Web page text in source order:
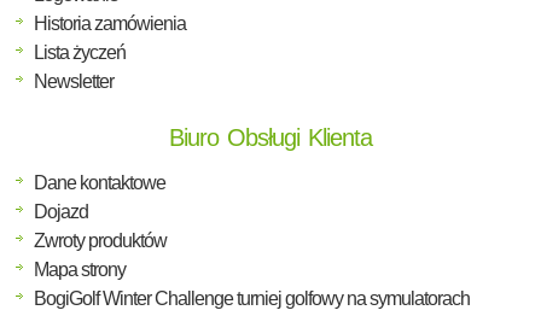
Historia zamówienia
Lista życzeń
Newsletter
Biuro Obsługi Klienta
Dane kontaktowe
Dojazd
Zwroty produktów
Mapa strony
BogiGolf Winter Challenge turniej golfowy na symulatorach